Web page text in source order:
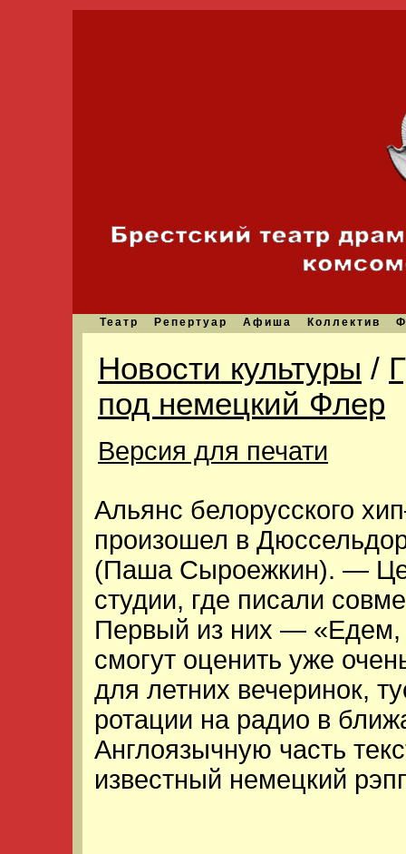
Театр Репертуар Афиша Коллектив
Новости культуры /
под немецкий Флер
Версия для печати
Альянс белорусского
произошел в
(Паша Сыроежкин). —
студии, где писали
Первый из них —
смогут оценить уже
для летних вечеринок,
ротации на радио в
Англоязычную часть
известный немецкий